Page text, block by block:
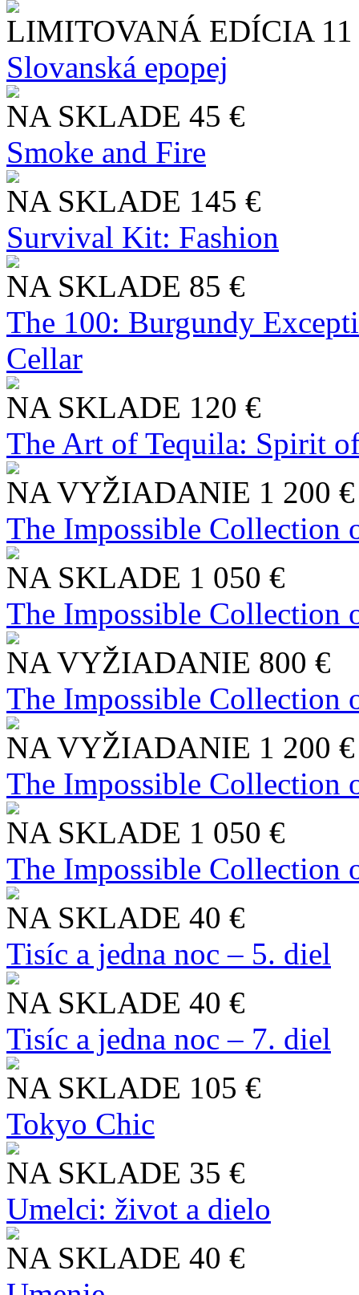
LIMITOVANÁ EDÍCIA
Slo​vanská epopej
NA SKLADE 45 €
Smoke and Fire
NA SKLADE 145 €
Survival Kit: Fashion
NA SKLADE 85 €
The 100: Burgundy
Cellar
NA SKLADE 120 €
The Art of Tequila: Spirit
NA VYŽIADANIE 1 200 €
The Impossible Collection
NA SKLADE 1 050 €
The Impossible Collection
NA VYŽIADANIE 800 €
The Impossible Collection
NA VYŽIADANIE 1 200 €
The Impossible Collection
NA SKLADE 1 050 €
The Impossible Collection
NA SKLADE 40 €
Tisíc a jedna noc – 5. diel
NA SKLADE 40 €
Tisíc a jedna noc – 7. diel
NA SKLADE 105 €
Tokyo Chic
NA SKLADE 35 €
Umelci: život a dielo
NA SKLADE 40 €